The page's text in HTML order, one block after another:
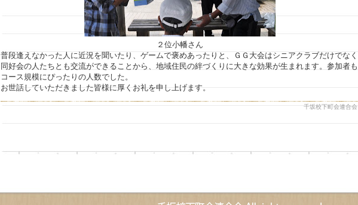
２位小幡さん
普段逢えなかった人に近況を聞いたり、ゲームで褒めあったりと、ＧＧ大会はシニアクラブだけでなく
同好会の人たちとも交流ができることから、地域住民の絆づくりに大きな効果が生まれます。参加者も
コース規模にぴったりの人数でした。
お世話していただきました皆様に厚くお礼を申し上げます。
千坂校下町会連合会